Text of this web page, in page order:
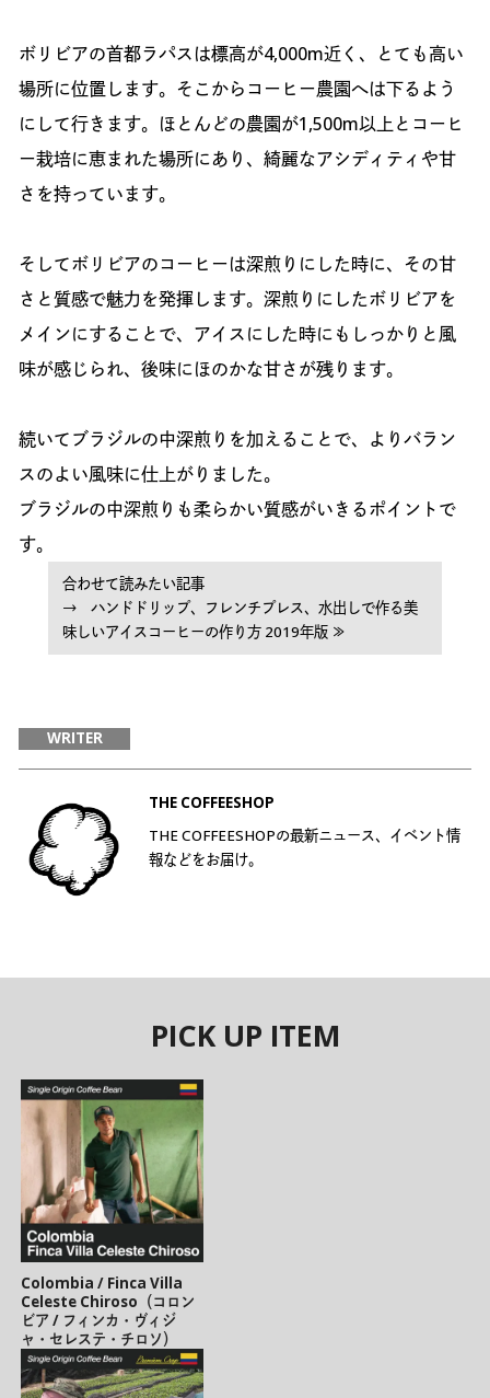
ボリビアの首都ラパスは標高が4,000m近く、とても高い
場所に位置します。そこからコーヒー農園へは下るよう
にして行きます。ほとんどの農園が1,500m以上とコーヒ
ー栽培に恵まれた場所にあり、綺麗なアシディティや甘
さを持っています。
そしてボリビアのコーヒーは深煎りにした時に、その甘
さと質感で魅力を発揮します。深煎りにしたボリビアを
メインにすることで、アイスにした時にもしっかりと風
味が感じられ、後味にほのかな甘さが残ります。
続いてブラジルの中深煎りを加えることで、よりバラン
スのよい風味に仕上がりました。
ブラジルの中深煎りも柔らかい質感がいきるポイントで
す。
合わせて読みたい記事
→ ハンドドリップ、フレンチプレス、水出しで作る美
味しいアイスコーヒーの作り方 2019年版 ≫
WRITER
THE COFFEESHOP
THE COFFEESHOPの最新ニュース、イベント情
報などをお届け。
PICK UP ITEM
Colombia / Finca Villa
Celeste Chiroso（コロン
ビア / フィンカ・ヴィジ
ャ・セレステ・チロソ）